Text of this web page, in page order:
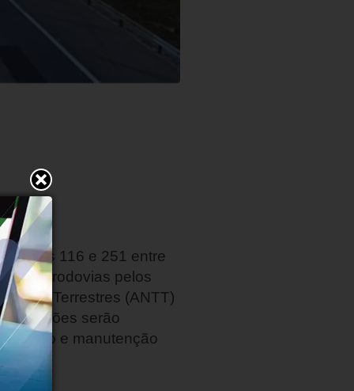
BRs 116 e 251 entre
de rodovias pelos
Terrestres (ANTT)
bilhões serão
e manutenção